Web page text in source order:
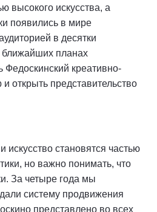
высокого искусства, а
появились в мире
в десятки
планах
Федоскинский креативно-
и открыть представительство
искусство становятся частью
но важно понимать, что
За четыре года мы
систему продвижения
представлено во всех